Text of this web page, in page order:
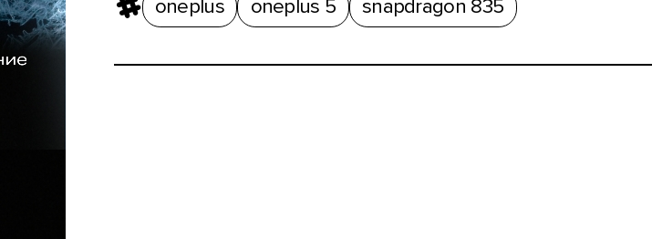
oneplus oneplus 5 snapdragon 835